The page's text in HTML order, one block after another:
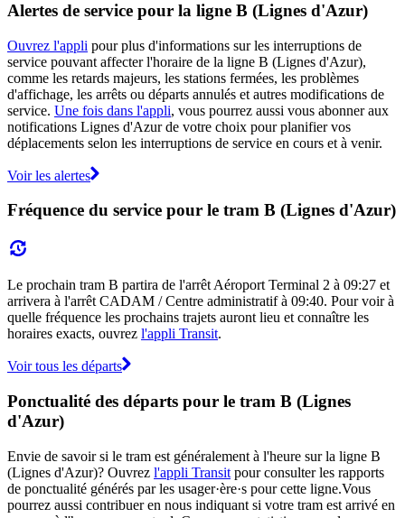
Alertes de service pour la ligne B (Lignes d'Azur)
Ouvrez l'appli pour plus d'informations sur les interruptions de
service pouvant affecter l'horaire de la ligne B (Lignes d'Azur),
comme les retards majeurs, les stations fermées, les problèmes
d'affichage, les arrêts ou départs annulés et autres modifications de
service. Une fois dans l'appli, vous pourrez aussi vous abonner aux
notifications Lignes d'Azur de votre choix pour planifier vos
déplacements selon les interruptions de service en cours et à venir.
Voir les alertes
Fréquence du service pour le tram B (Lignes d'Azur)
Le prochain tram B partira de l'arrêt Aéroport Terminal 2 à 09:27 et
arrivera à l'arrêt CADAM / Centre administratif à 09:40. Pour voir à
quelle fréquence les prochains trajets auront lieu et connaître les
horaires exacts, ouvrez l'appli Transit.
Voir tous les départs
Ponctualité des départs pour le tram B (Lignes
d'Azur)
Envie de savoir si le tram est généralement à l'heure sur la ligne B
(Lignes d'Azur)? Ouvrez l'appli Transit pour consulter les rapports
de ponctualité générés par les usager·ère·s pour cette ligne.Vous
pourrez aussi contribuer en nous indiquant si votre tram est arrivé en